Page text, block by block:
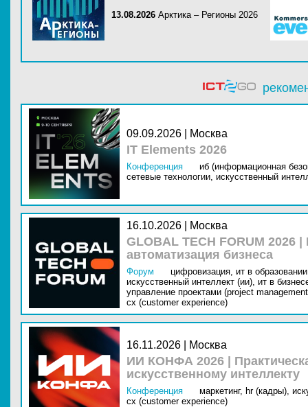
13.08.2026 Арктика – Регионы 2026
09.09.2026 | Москва
IT Elements 2026
Конференция
иб (информационная
сетевые технологии, искусственный
16.10.2026 | Москва
GLOBAL TECH FORUM
автоматизация бизнеса
Форум цифровизация, ит в
искусственный интеллект (ии), ит в
управление проектами (project
cx (customer experience)
16.11.2026 | Москва
ИИ КОНФА 2026 |
искусственному интеллекту
Конференция маркетинг, hr (кадры),
cx (customer experience)